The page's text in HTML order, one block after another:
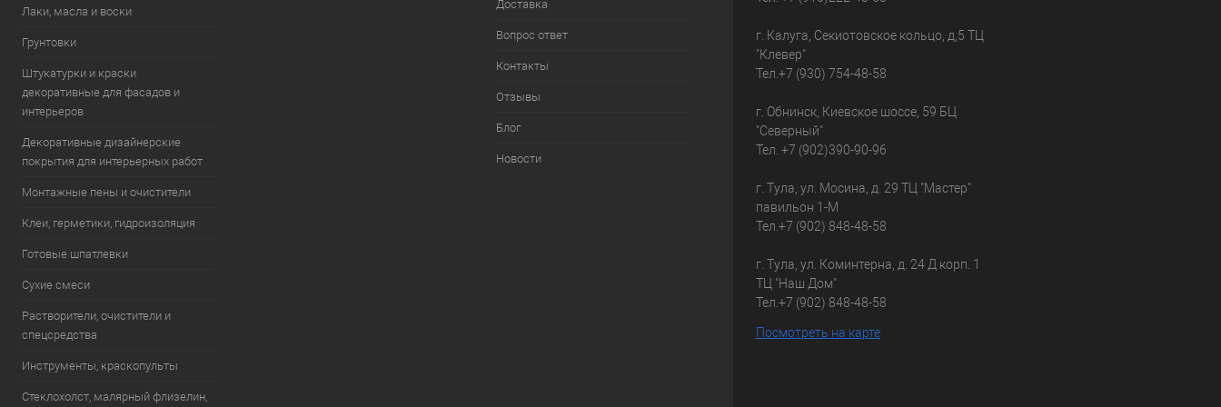
Лаки, масла и воски
Грунтовки
Штукатурки и краски
декоративные для фасадов и
интерьеров
Декоративные дизайнерские
покрытия для интерьерных работ
Монтажные пены и очистители
Клеи, герметики, гидроизоляция
Готовые шпатлевки
Сухие смеси
Растворители, очистители и
спецсредства
Инструменты, краскопульты
Стеклохолст, малярный флизелин,
Доставка
Вопрос ответ
Контакты
Отзывы
Блог
Новости
г. Калуга, Секиотовское кольцо, д,5 ТЦ
"Клевер"
Тел.+7 (930) 754-48-58
г. Обнинск, Киевское шоссе, 59 БЦ
"Северный"
Тел. +7 (902)390-90-96
г. Тула, ул. Мосина, д. 29 ТЦ "Мастер"
павильон 1-М
Тел.+7 (902) 848-48-58
г. Тула, ул. Коминтерна, д. 24 Д корп. 1
ТЦ "Наш Дом"
Тел.+7 (902) 848-48-58
Посмотреть на карте